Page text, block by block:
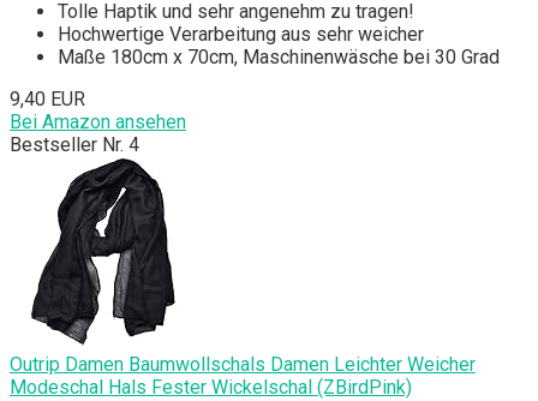
Tolle Haptik und sehr angenehm zu tragen!
Hochwertige Verarbeitung aus sehr weicher
Maße 180cm x 70cm, Maschinenwäsche bei 30 Grad
9,40 EUR
Bei Amazon ansehen
Bestseller Nr. 4
Outrip Damen Baumwollschals Damen Leichter Weicher
Modeschal Hals Fester Wickelschal (ZBirdPink)